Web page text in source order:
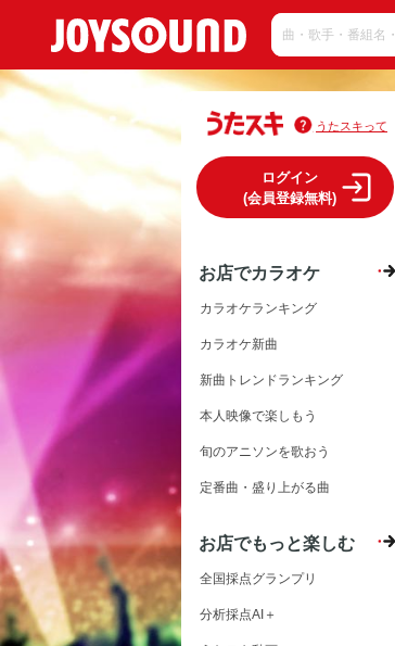
うたスキって
ログイン
(会員登録無料)
お店でカラオケ
カラオケランキング
カラオケ新曲
新曲トレンドランキング
本人映像で楽しもう
旬のアニソンを歌おう
定番曲・盛り上がる曲
お店でもっと楽しむ
全国採点グランプリ
分析採点AI＋